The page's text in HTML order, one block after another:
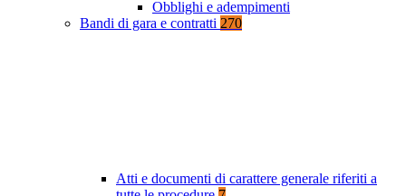
Obblighi e adempimenti
Bandi di gara e contratti 270
Atti e documenti di carattere generale riferiti a